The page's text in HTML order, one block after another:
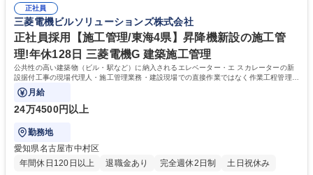
「ファシリティ事業」の拡大を推進、近い将来、売上の50%確保に挑みま
す。 募集職種 【札幌】業界トップ企業でビル設備施工管理/年休128日/25
年度賞与6ヵ月分支給
凍機器・ビルシステム設備のメンテナンス・修理を始めとするビル総合管
理の会社です ■三菱電機のグループ会社であり、安定した経営基盤も魅力
です。長期的に安定して活躍できる環境があります 学歴・資格 学歴：大
学院 大学 高専 短大 専修学校 高校 語学力： 資格：第一種運転免許普通自
動車
正社員
三菱電機ビルソリューションズ株式会社
正社員採用【施工管理/東海4県】昇降機新設の施工管
理!年休128日 三菱電機G 建築施工管理
公共性の高い建築物（ビル・駅など）に納入されるエレベーター・エ スカレーターの新
設据付工事の現場代理人・施工管理業務・建設現場での直接作業ではなく作業工程管理や
製品の品質管理をお任せします。
月給
24万4500円以上
勤務地
愛知県名古屋市中村区
年間休日120日以上
退職金あり 完全週休2日制 土日祝休み